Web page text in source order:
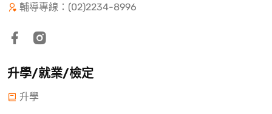
輔導專線：(02)2234-8996
升學/就業/檢定
升學